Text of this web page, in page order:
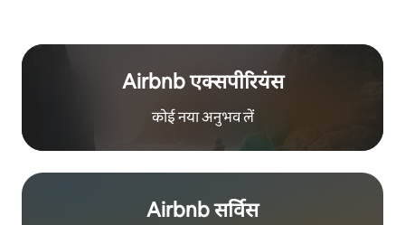
Airbnb एक्सपीरियंस
कोई नया अनुभव लें
Airbnb सर्विस